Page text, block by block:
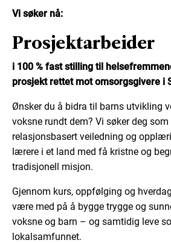
Vi søker nå:
Prosjektarbeider
i 100 % fast stilling til
prosjekt rettet mot omsorgsgivere i
Ønsker du å bidra til barns utvikling
voksne rundt dem? Vi søker deg
relasjonsbasert veiledning og
lærere i et land med få kristne og
tradisjonell misjon.
Gjennom kurs, oppfølging og
være med på å bygge trygge og
voksne og barn – og samtidig leve
lokalsamfunnet.